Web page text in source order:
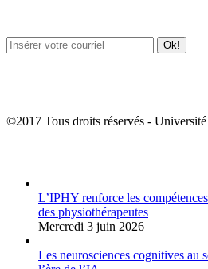
©2017 Tous droits réservés - Université
L’IPHY renforce les
des physiothérapeutes
Mercredi 3 juin 2026
Les neurosciences cognitives au